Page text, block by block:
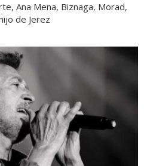
Ana Mena, Biznaga, Morad,
de Jerez